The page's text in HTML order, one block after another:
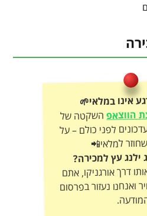
אינו במלאי🌱
הווצאפהשקטה של
אורגניקו וקבלו עדכונים לפני כולם – על
למלאי📲
ילנג עץ למכירה?
דרך אורגניקו, אתם
ואנחנו נעזור בפרסום